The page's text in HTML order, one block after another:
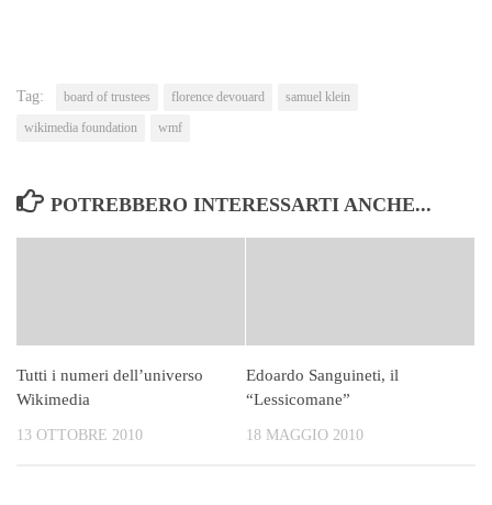
Tag: board of trustees florence devouard
samuel klein
wikimedia foundation
wmf
POTREBBERO INTERESSARTI ANCHE...
Tutti i numeri dell’universo
Wikimedia
13 OTTOBRE 2010
Edoardo Sanguineti, il
“Lessicomane”
18 MAGGIO 2010